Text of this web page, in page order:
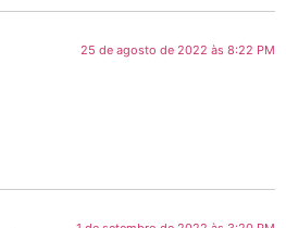
25 de agosto de 2022 às 8:22 PM